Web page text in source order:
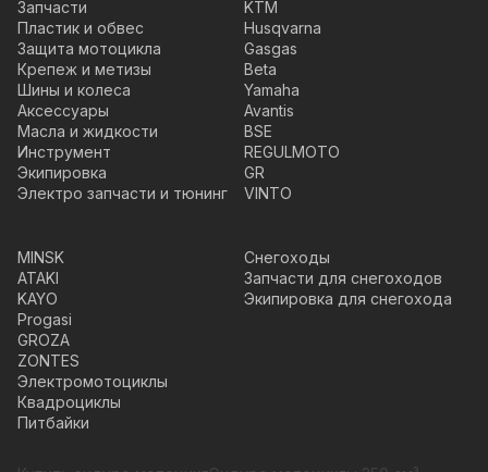
Запчасти
Пластик и обвес
Защита мотоцикла
Крепеж и метизы
Шины и колеса
Аксессуары
Масла и жидкости
Инструмент
Экипировка
Электро запчасти и тюнинг
KTM
Husqvarna
Gasgas
Beta
Yamaha
Avantis
BSE
REGULMOTO
GR
VINTO
MINSK
ATAKI
KAYO
Progasi
GROZA
ZONTES
Электромотоциклы
Квадроциклы
Питбайки
Снегоходы
Запчасти для снегоходов
Экипировка для снегохода